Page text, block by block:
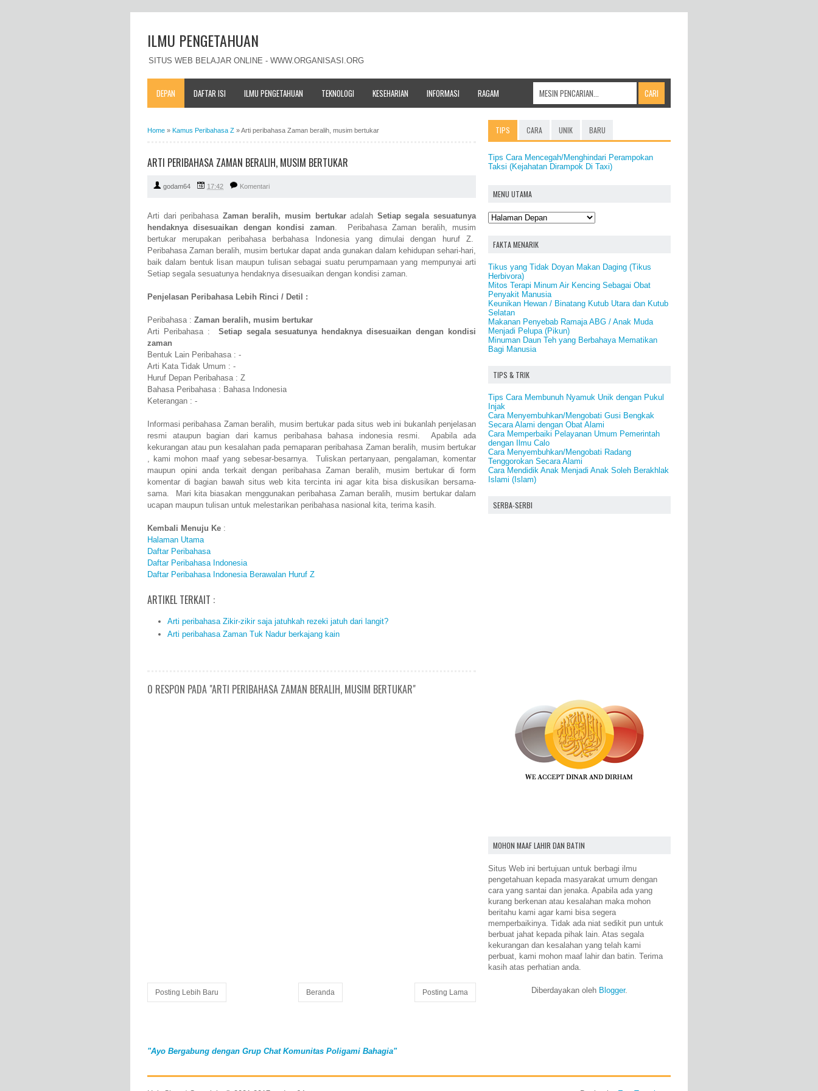
ILMU PENGETAHUAN
SITUS WEB BELAJAR ONLINE - WWW.ORGANISASI.ORG
DEPAN DAFTAR ISI ILMU PENGETAHUAN TEKNOLOGI KESEHARIAN INFORMASI RAGAM
Home » Kamus Peribahasa Z »Arti peribahasa Zaman beralih, musim bertukar
ARTI PERIBAHASA ZAMAN BERALIH, MUSIM BERTUKAR
godam64 17:42 Komentari
Arti dari peribahasa Zaman beralih, musim bertukaradalah Setiap segala sesuatunya
hendaknya disesuaikan dengan kondisi zaman. Peribahasa Zaman beralih, musim
bertukar merupakan peribahasa berbahasa Indonesia yang dimulai dengan huruf Z.
Peribahasa Zaman beralih, musim bertukar dapat anda gunakan dalam kehidupan sehari-hari,
baik dalam bentuk lisan maupun tulisan sebagai suatu perumpamaan yang mempunyai arti
Setiap segala sesuatunya hendaknya disesuaikan dengan kondisi zaman.
Penjelasan Peribahasa Lebih Rinci / Detil :
Peribahasa : Zaman beralih, musim bertukar
Arti Peribahasa : Setiap segala sesuatunya hendaknya disesuaikan dengan kondisi
zaman
Bentuk Lain Peribahasa : -
Arti Kata Tidak Umum : -
Huruf Depan Peribahasa : Z
Bahasa Peribahasa : Bahasa Indonesia
Keterangan : -
Informasi peribahasa Zaman beralih, musim bertukar pada situs web ini bukanlah penjelasan
resmi ataupun bagian dari kamus peribahasa bahasa indonesia resmi. Apabila ada
kekurangan atau pun kesalahan pada pemaparan peribahasa Zaman beralih, musim bertukar
, kami mohon maaf yang sebesar-besarnya. Tuliskan pertanyaan, pengalaman, komentar
maupun opini anda terkait dengan peribahasa Zaman beralih, musim bertukar di form
komentar di bagian bawah situs web kita tercinta ini agar kita bisa diskusikan bersama-
sama. Mari kita biasakan menggunakan peribahasa Zaman beralih, musim bertukar dalam
ucapan maupun tulisan untuk melestarikan peribahasa nasional kita, terima kasih.
Kembali Menuju Ke :
Halaman Utama
Daftar Peribahasa
Daftar Peribahasa Indonesia
Daftar Peribahasa Indonesia Berawalan Huruf Z
ARTIKEL TERKAIT :
Arti peribahasa Zikir-zikir saja jatuhkah rezeki jatuh dari langit?
Arti peribahasa Zaman Tuk Nadur berkajang kain
0 RESPON PADA "ARTI PERIBAHASA ZAMAN BERALIH, MUSIM BERTUKAR"
Posting Lebih Baru Posting Lama
Beranda
"Ayo Bergabung dengan Grup Chat Komunitas Poligami Bahagia"
TIPS CARA UNIK BARU
Tips Cara Mencegah/Menghindari Perampokan
Taksi (Kejahatan Dirampok Di Taxi)
MENU UTAMA
FAKTA MENARIK
Tikus yang Tidak Doyan Makan Daging (Tikus
Herbivora)
Mitos Terapi Minum Air Kencing Sebagai Obat
Penyakit Manusia
Keunikan Hewan / Binatang Kutub Utara dan Kutub
Selatan
Makanan Penyebab Ramaja ABG / Anak Muda
Menjadi Pelupa (Pikun)
Minuman Daun Teh yang Berbahaya Mematikan
Bagi Manusia
TIPS & TRIK
Tips Cara Membunuh Nyamuk Unik dengan Pukul
Injak
Cara Menyembuhkan/Mengobati Gusi Bengkak
Secara Alami dengan Obat Alami
Cara Memperbaiki Pelayanan Umum Pemerintah
dengan Ilmu Calo
Cara Menyembuhkan/Mengobati Radang
Tenggorokan Secara Alami
Cara Mendidik Anak Menjadi Anak Soleh Berakhlak
Islami (Islam)
SERBA-SERBI
MOHON MAAF LAHIR DAN BATIN
Situs Web ini bertujuan untuk berbagi ilmu
pengetahuan kepada masyarakat umum dengan
cara yang santai dan jenaka. Apabila ada yang
kurang berkenan atau kesalahan maka mohon
beritahu kami agar kami bisa segera
memperbaikinya. Tidak ada niat sedikit pun untuk
berbuat jahat kepada pihak lain. Atas segala
kekurangan dan kesalahan yang telah kami
perbuat, kami mohon maaf lahir dan batin. Terima
kasih atas perhatian anda.
Diberdayakan oleh Blogger.